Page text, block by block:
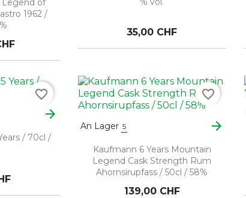
Legend of
1962 /
35,00 CHF
arrow_forward
/ 70cl /
favorite_border
An Lager 5 arrow_forward
Kaufmann 6 Years Mountain
Legend Cask Strength Rum
Ahornsirupfass / 50cl / 58%
139,00 CHF
favorite_border